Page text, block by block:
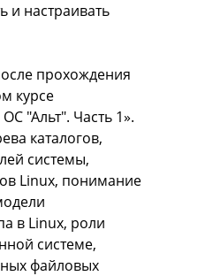
и настраивать
прохождения
курсе
"Альт". Часть 1».
каталогов,
системы,
Linux, понимание
в Linux, роли
системе,
файловых